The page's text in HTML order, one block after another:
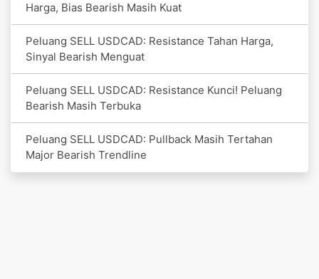
Harga, Bias Bearish Masih Kuat
Peluang SELL USDCAD: Resistance Tahan Harga,
Sinyal Bearish Menguat
Peluang SELL USDCAD: Resistance Kunci! Peluang
Bearish Masih Terbuka
Peluang SELL USDCAD: Pullback Masih Tertahan
Major Bearish Trendline